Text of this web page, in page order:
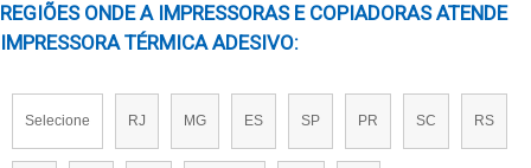
REGIÕES ONDE A IMPRESSORAS E COPIADORAS ATENDE
IMPRESSORA TÉRMICA ADESIVO:
Selecione RJ MG ES SP PR SC RS